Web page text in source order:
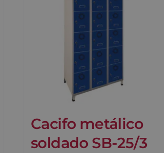
Cacifo metálico
soldado SB-25/3